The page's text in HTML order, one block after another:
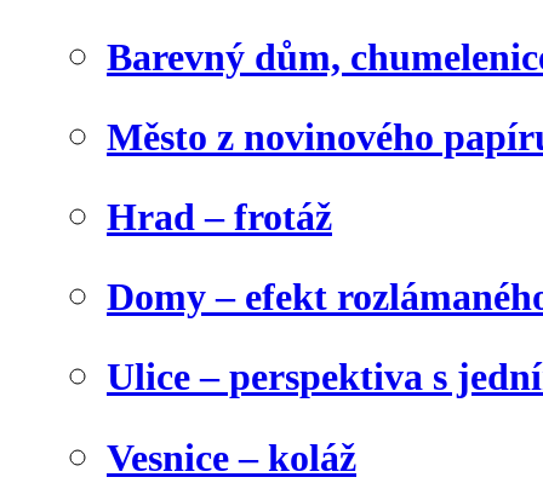
Barevný dům,
Město z novinového
Hrad – frotáž
Domy – efekt
Ulice – perspektiva s
Vesnice – koláž